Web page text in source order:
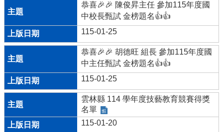
訊
網
學
生
自
學
習
台
獎
恭喜🎉🎉 陳俊昇主任 參加115年度國
中校長甄試 金榜題名👍👍
115-01-25
恭喜🎉🎉 胡德旺 組長 參加115年度國
中主任甄試 金榜題名👍👍
115-01-25
雲林縣 114 學年度技藝教育競賽得獎
名單
115-01-20